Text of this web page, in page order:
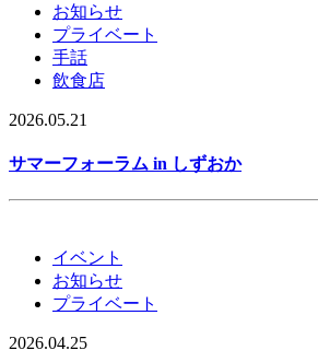
お知らせ
プライベート
手話
飲食店
2026.05.21
サマーフォーラム in しずおか
イベント
お知らせ
プライベート
2026.04.25